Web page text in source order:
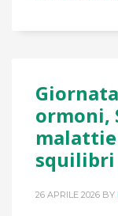
ormoni,
26 APRILE 2026 BY